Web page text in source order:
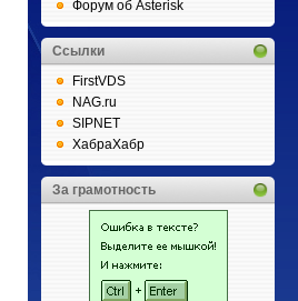
Форум об Asterisk
Ссылки
FirstVDS
NAG.ru
SIPNET
ХабраХабр
За грамотность